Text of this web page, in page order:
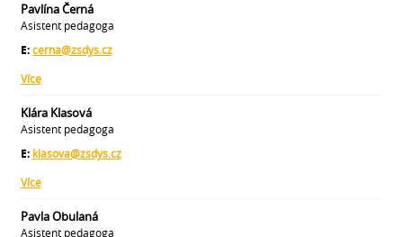
Pavlína Černá
Asistent pedagoga
E:cerna@zsdys.cz
Více
Klára Klasová
Asistent pedagoga
E: klasova@zsdys.cz
Více
Pavla Obulaná
Asistent pedagoga